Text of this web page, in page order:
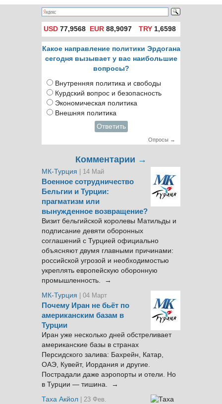
млрд долларов
USD 77,9568 EUR 88,9097 TRY1,6598
Какое направление политики Эрдогана
сегодня вызывает у вас наибольшие
вопросы?
Внутренняя политика и свободы
Курдский вопрос и безопасность
Экономическая политика
Внешняя политика
Ответить
Опросы →
Комментарии →
МК-Турция | 14 Май
Военное сотрудничество
Бельгии и Турции:
прагматизм или
вынужденное возвращение?
Визит бельгийской королевы Матильды и
подписание девяти оборонных
соглашений с Турцией официально
объясняют двумя главными причинами:
российской угрозой и необходимостью
укреплять европейскую оборонную
промышленность. →
МК-Турция
| 04 Март
Почему Иран не бьёт по
американским базам в
Турции
Иран уже несколько дней обстреливает
американские базы в странах
Персидского залива: Бахрейн, Катар,
ОАЭ, Кувейт, Иордания и другие.
Пострадали даже аэропорты и отели. Но
в Турции — тишина. →
Таха Акйол | 23 Фев.